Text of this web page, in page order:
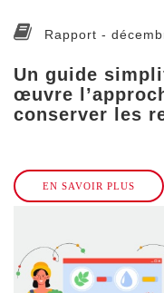
Rapport -
Un guide
œuvre
conserver les
EN SAVOIR PLUS